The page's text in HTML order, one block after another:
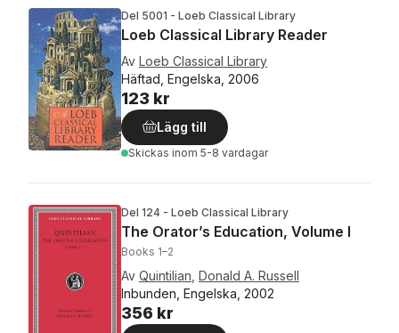
Del 5001 - Loeb Classical Library
Loeb Classical Library Reader
Av Loeb Classical Library
Häftad, Engelska, 2006
123 kr
Lägg till
Skickas inom 5-8 vardagar
Del 124 - Loeb Classical Library
The Orator’s Education, Volume I
Books 1–2
Av Quintilian Donald A. Russell
Inbunden, Engelska, 2002
356 kr